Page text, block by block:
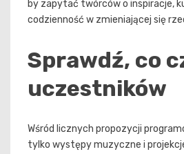
by zapytać twórców o inspiracje,
codzienność w zmieniającej się
Sprawdź, co
uczestników
Wśród licznych propozycji
tylko występy muzyczne i